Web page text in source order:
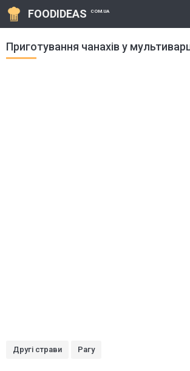
FOODIDEAS COM.UA
Приготування чанахів у
Другі страви Рагу